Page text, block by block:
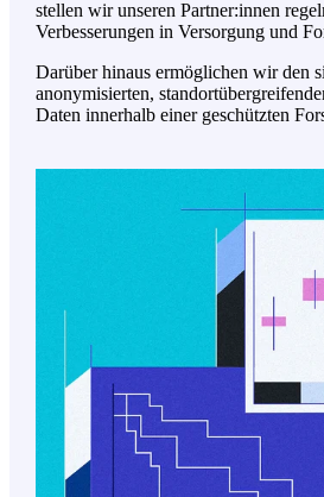
stellen wir unseren Partner:innen
Verbesserungen in Versorgung und
Darüber hinaus ermöglichen wir den
anonymisierten,
Daten innerhalb einer geschützten